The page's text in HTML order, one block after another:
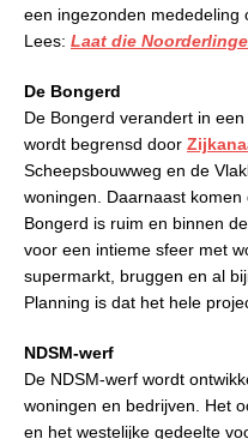
een ingezonden mededeling
Lees: Laat die
De Bongerd
De Bongerd verandert in
wordt begrensd door
Scheepsbouwweg en de
woningen. Daarnaast komen
Bongerd is ruim en binnen
voor een intieme sfeer met
supermarkt, bruggen en al
Planning is dat het hele
NDSM-werf
De NDSM-werf wordt
woningen en bedrijven. Het
en het westelijke gedeelte